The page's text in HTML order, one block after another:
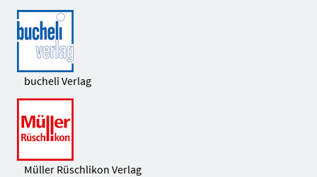
bucheli Verlag
Müller Rüschlikon Verlag